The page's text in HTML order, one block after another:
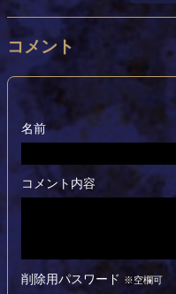
コメント
名前
コメント内容
削除用パスワード ※空欄可